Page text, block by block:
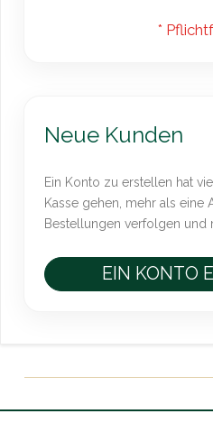
Neue Kunden
Ein Konto zu erstellen hat
Kasse gehen, mehr als eine
Bestellungen verfolgen und
EIN KONTO